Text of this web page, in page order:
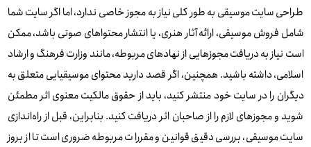
طراحی سایت موسیقی به طور کلی نیاز به مجوز خاصی ندارد، اما اگر سایت شما
شامل فروش موسیقی، ارائه آثار هنری، یا انتشار محتواهای صوتی باشد، ممکن
است نیاز به دریافت مجوزهایی از نهادهای مربوطه، مانند وزارت فرهنگ و ارشاد
اسلامی، داشته باشید. همچنین، اگر قصد دارید محتوای موسیقیایی متعلق به
دیگران را در سایت خود منتشر کنید، باید از حقوق مالکیت معنوی اثر مطمئن
شوید و مجوزهای لازم را از صاحبان اثر دریافت کنید. بنابراین، قبل از راه‌اندازی
سایت موسیقی، بررسی دقیق قوانین و مقررات مربوطه ضروری است تا از بروز